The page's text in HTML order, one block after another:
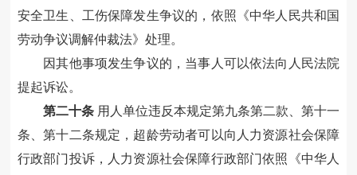
安全卫生、工伤保障发生争议的，依照《中华人民共和国
劳动争议调解仲裁法》处理。
因其他事项发生争议的，当事人可以依法向人民法院
提起诉讼。
第二十条用人单位违反本规定第九条第二款、第十一
条、第十二条规定，超龄劳动者可以向人力资源社会保障
行政部门投诉，人力资源社会保障行政部门依照
《中华人